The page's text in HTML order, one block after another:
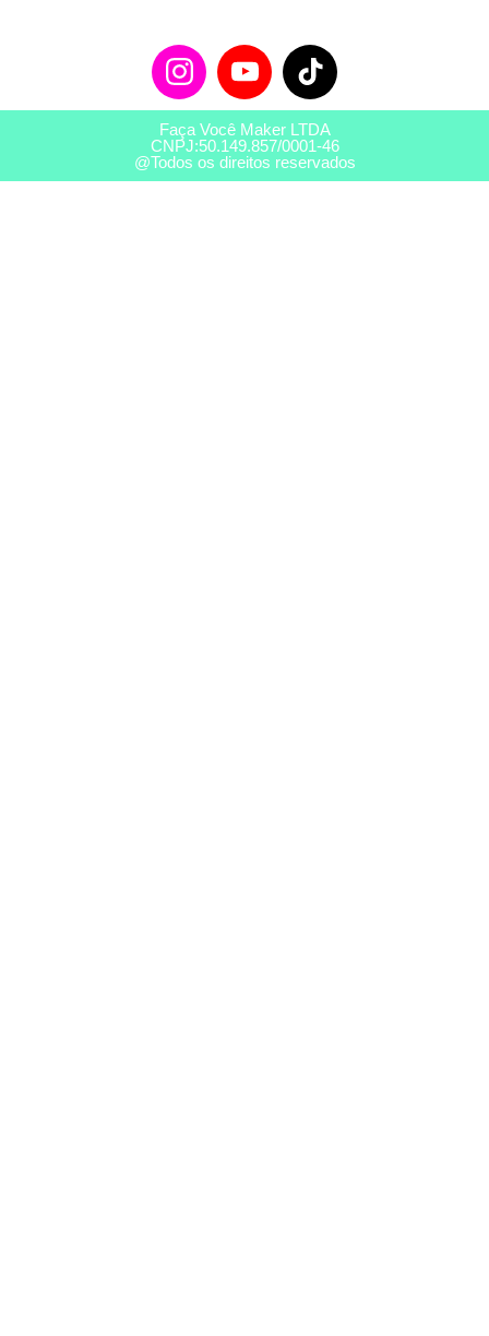
Faça Você Maker LTDA
CNPJ:50.149.857/0001-46
@Todos os direitos reservados